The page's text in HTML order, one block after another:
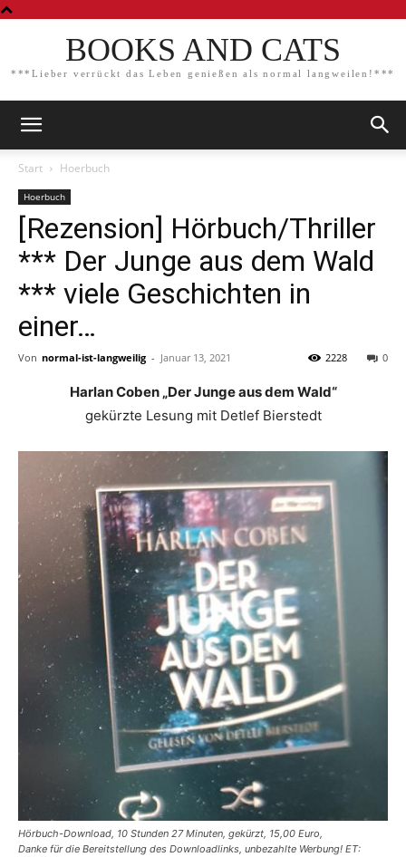
BOOKS AND CATS
***Lieber verrückt das Leben genießen als normal langweilen!***
Start Hoerbuch
Hoerbuch
[Rezension] Hörbuch/Thriller
*** Der Junge aus dem Wald
*** viele Geschichten in
einer…
Von normal-ist-langweilig - Januar 13, 2021 0
2228
Harlan Coben „Der Junge aus dem Wald“
gekürzte Lesung mit Detlef Bierstedt
Hörbuch-Download, 10 Stunden 27 Minuten, gekürzt, 15,00 Euro,
Danke für die Bereitstellung des Downloadlinks, unbezahlte Werbung! ET: